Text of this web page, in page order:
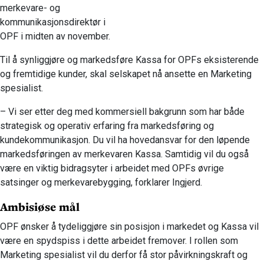
merkevare- og
kommunikasjonsdirektør i
OPF i midten av november.
Til å synliggjøre og markedsføre Kassa for OPFs eksisterende
og fremtidige kunder, skal selskapet nå ansette en Marketing
spesialist.
– Vi ser etter deg med kommersiell bakgrunn som har både
strategisk og operativ erfaring fra markedsføring og
kundekommunikasjon. Du vil ha hovedansvar for den løpende
markedsføringen av merkevaren Kassa. Samtidig vil du også
være en viktig bidragsyter i arbeidet med OPFs øvrige
satsinger og merkevarebygging, forklarer Ingjerd.
Ambisiøse mål
OPF ønsker å tydeliggjøre sin posisjon i markedet og Kassa vil
være en spydspiss i dette arbeidet fremover. I rollen som
Marketing spesialist vil du derfor få stor påvirkningskraft og